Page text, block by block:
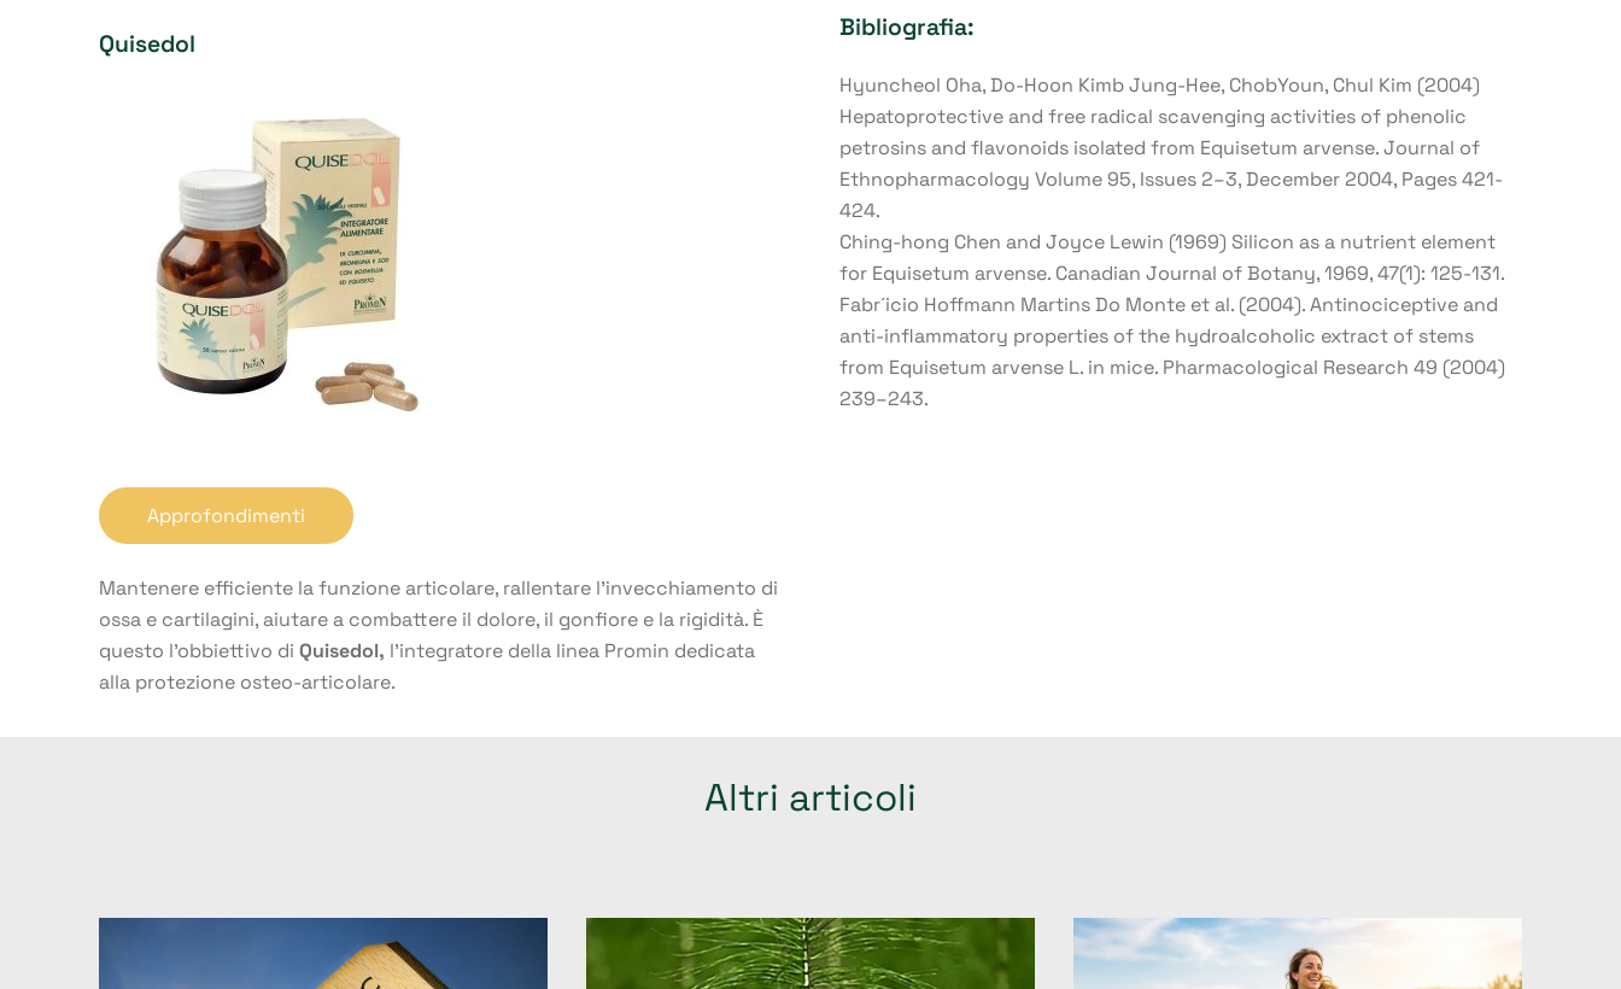
Quisedol
Approfondimenti
Mantenere efficiente la funzione articolare, rallentare l’invecchiamento di
ossa e cartilagini, aiutare a combattere il dolore, il gonfiore e la rigidità. È
questo l’obbiettivo di Quisedol, l’integratore della linea Promin dedicata
alla protezione osteo-articolare.
Bibliografia:
Hyuncheol Oha, Do-Hoon Kimb Jung-Hee, ChobYoun, Chul Kim (2004)
Hepatoprotective and free radical scavenging activities of phenolic
petrosins and flavonoids isolated from Equisetum arvense. Journal of
Ethnopharmacology Volume 95, Issues 2–3, December 2004, Pages 421-
424.
Ching-hong Chen and Joyce Lewin (1969) Silicon as a nutrient element
for Equisetum arvense. Canadian Journal of Botany, 1969, 47(1): 125-131.
Fabr´icio Hoffmann Martins Do Monte et al. (2004). Antinociceptive and
anti-inflammatory properties of the hydroalcoholic extract of stems
from Equisetum arvense L. in mice. Pharmacological Research 49 (2004)
239–243.
Altri articoli